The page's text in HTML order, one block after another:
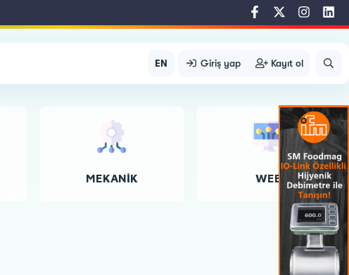
EN Giriş yap Kayıt ol
MEKANIK WEB